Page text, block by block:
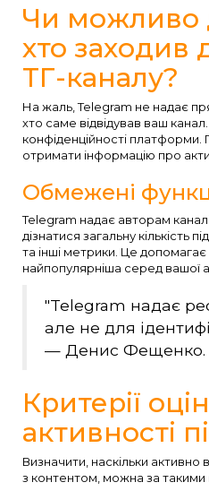
Чи можливо
хто заходив
ТГ-каналу?
На жаль, Telegram не надає
хто саме відвідував ваш
конфіденційності платформи.
отримати інформацію про
Обмежені
Telegram надає авторам
дізнатися загальну кількість
та інші метрики. Це допомагає
найпопулярніша серед вашої
"Telegram надає
але не для
— Денис Фещенко.
Критерії
активності
Визначити, наскільки активно
з контентом, можна за такими